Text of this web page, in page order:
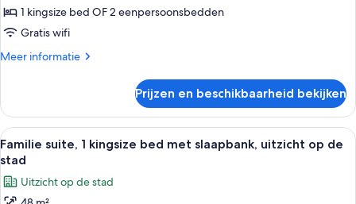
1 kingsize bed OF 2 eenpersoonsbedden
Gratis wifi
Meer informatie
Meer
(SONY)
Prijzen en beschikbaarheid bekijken
Alle
foto's
voor
Familie
Een moderne woonkamer met een
8
Familie suite, 1 kingsize bed met slaapbank, uitzicht op de
stad
Uitzicht op de stad